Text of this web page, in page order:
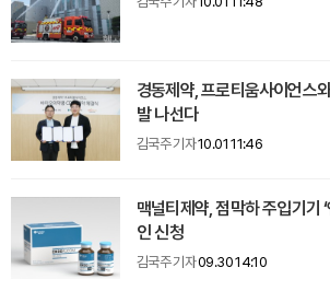
경동제약, 프로티움사이언스
발 나선다
김국주 기자10.01 11:46
맥널티제약, 점막하 주입기기
인 신청
김국주 기자09.30 14:10